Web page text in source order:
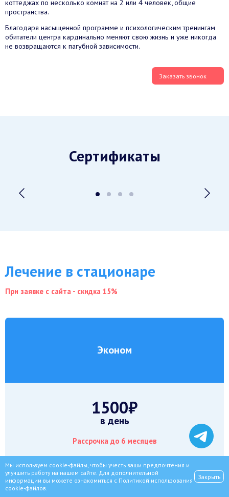
коттеджах по несколько комнат на 2 или 4 человек, общие
пространства.
Благодаря насыщенной программе и психологическим тренингам
обитатели центра кардинально меняют свою жизнь и уже никогда
не возвращаются к пагубной зависимости.
Заказать звонок
Сертификаты
Лечение в стационаре
При заявке с сайта - скидка 15%
Эконом
1500₽
в день
Рассрочка до 6 месяцев
Мы используем cookie-файлы, чтобы учесть ваши предпочтения и
улучшить работу на нашем сайте. Для дополнительной
информации вы можете ознакомиться с Политикой использования
cookie-файлов.
Закрыть